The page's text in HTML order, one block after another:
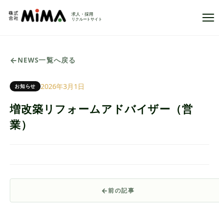
NEWS一覧へ戻る
お知らせ 2026年3月1日
増改築リフォームアドバイザー（営
業）
前の記事